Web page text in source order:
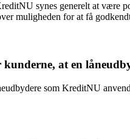
synes generelt at være
muligheden for at få
at en
som KreditNU